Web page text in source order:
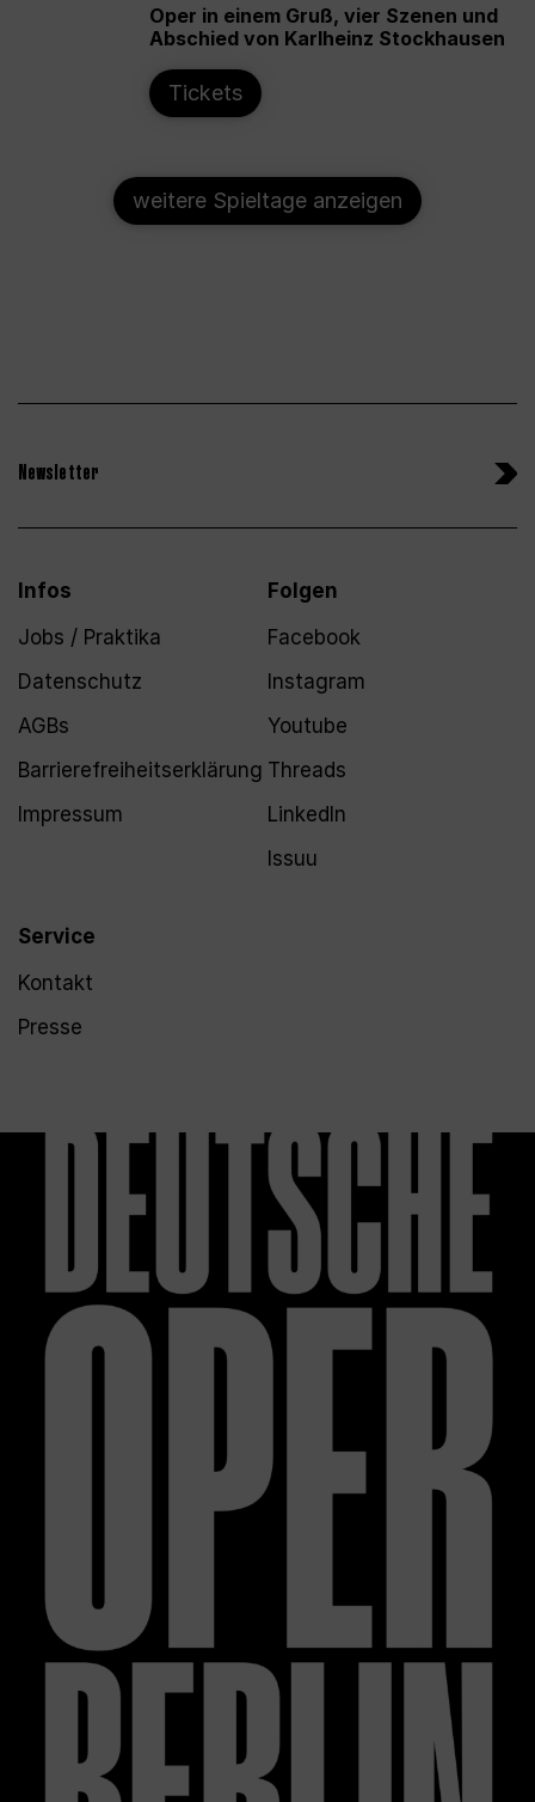
Oper in einem Gruß, vier Szenen und
Abschied von Karlheinz Stockhausen
Tickets
weitere Spieltage anzeigen
Newsletter
Infos
Jobs / Praktika
Datenschutz
AGBs
Barrierefreiheitserklärung
Impressum
Service
Kontakt
Presse
Folgen
Facebook
Instagram
Youtube
Threads
LinkedIn
Issuu